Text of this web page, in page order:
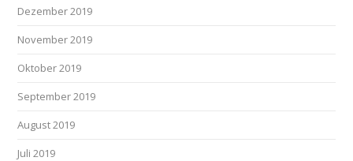
Dezember 2019
November 2019
Oktober 2019
September 2019
August 2019
Juli 2019